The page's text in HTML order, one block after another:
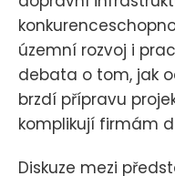
územní rozvoj i
debata o tom, jak
brzdí přípravu
komplikují firmám
Diskuze mezi